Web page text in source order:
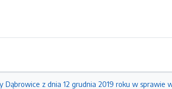
Dąbrowice z dnia 12 grudnia 2019 roku w sprawie